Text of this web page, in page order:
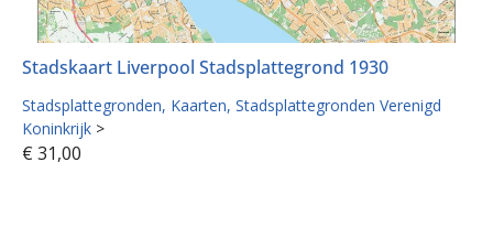
Stadskaart Liverpool Stadsplattegrond 1930
Stadsplattegronden Kaarten Stadsplattegronden Verenigd
Koninkrijk >
€ 31,00